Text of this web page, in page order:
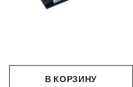
В КОРЗИНУ